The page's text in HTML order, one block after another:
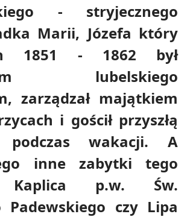
- stryjecznego
Marii, Józefa który
1851 - 1862 był
lubelskiego
zarządzał majątkiem
i gościł przyszłą
podczas wakacji. A
inne zabytki tego
Kaplica p.w. Św.
Padewskiego czy Lipa